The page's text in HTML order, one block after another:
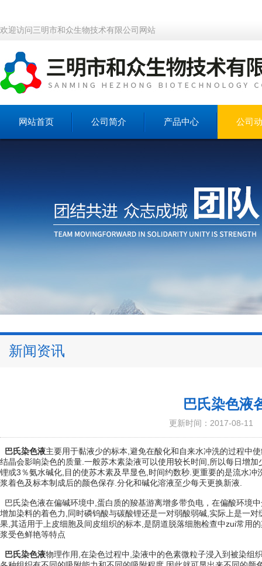
欢迎访问三明市和众生物技术有限公司网站
网站首页 公司简介 产品中心 公司
新闻资讯
巴氏染色液
更新时间：2017-08-11
巴氏染色液主要用于黏液少的标本,避免在酸化和自来水冲洗的过程中
结晶会影响染色的质量.一般苏木素染液可以使用较长时间,所以每日增
锂或3％氨水碱化,目的使苏木素及早显色,时间约数秒.更重要的是流水
浆着色及标本制成后的颜色保存.分化和碱化溶液至少每天更换新液.
巴氏染色液在偏碱环境中,蛋白质的羧基游离增多带负电，在偏酸环境
增加染料的着色力,同时磷钨酸与碳酸锂还是一对弱酸弱碱,实际上是一
果,其适用于上皮细胞及间皮组织的标本,是阴道脱落细胞检查中zui常用
浆受色鲜艳等特点
巴氏染色液物理作用,在染色过程中,染液中的色素微粒子浸入到被染组